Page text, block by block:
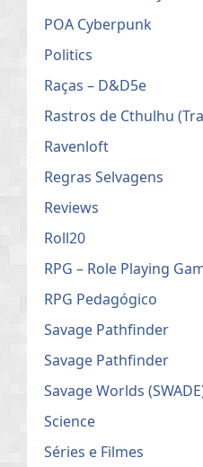
POA Cyberpunk
Politics
Raças – D&D5e
Rastros de Cthulhu
Ravenloft
Regras Selvagens
Reviews
Roll20
RPG – Role Playing
RPG Pedagógico
Savage Pathfinder
Savage Pathfinder
Savage Worlds
Science
Séries e Filmes